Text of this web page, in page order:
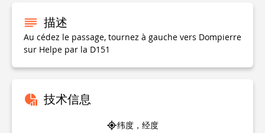
描述
Au cédez le passage, tournez à gauche vers Dompierre
sur Helpe par la D151
技术信息
纬度，经度